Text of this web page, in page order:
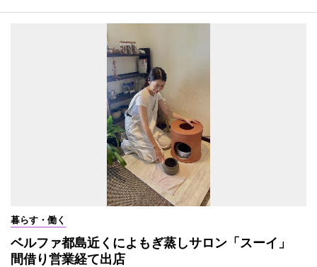
暮らす・働く
ベルファ都島近くによもぎ蒸しサロン「スーイ」
間借り営業経て出店